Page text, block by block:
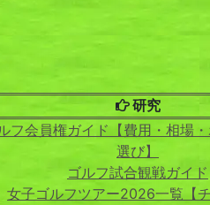
研究
フ会員権ガイド【費用・相場
選び】
ゴルフ試合観戦ガイド
女子ゴルフツアー2026一覧【チ